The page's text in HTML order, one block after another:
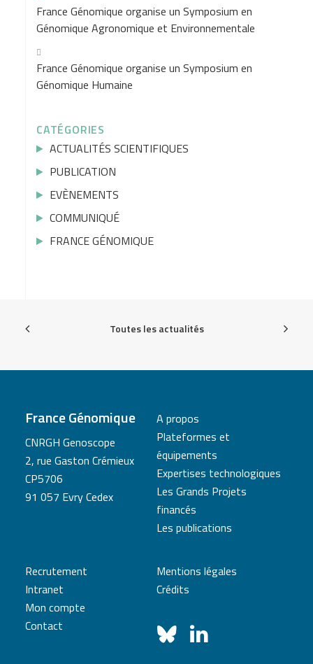
France Génomique organise un Symposium en
Génomique Agronomique et Environnementale
France Génomique organise un Symposium en
Génomique Humaine
CATÉGORIES
ACTUALITÉS SCIENTIFIQUES
PUBLICATION
EVÈNEMENTS
COMMUNIQUÉ
FRANCE GÉNOMIQUE
Toutes les actualités
France Génomique
CNRGH Genoscope
2, rue Gaston Crémieux
CP5706
91 057 Evry Cedex
A propos
Plateformes et
équipements
Expertises technologiques
Les Grands Projets
financés
Les publications
Recrutement
Intranet
Mon compte
Contact
Mentions légales
Crédits